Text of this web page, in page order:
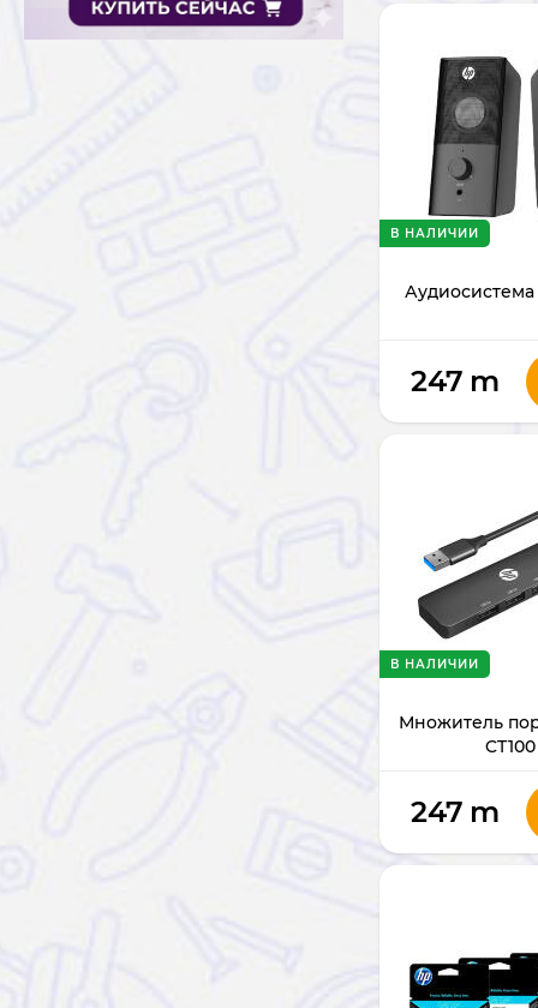
Аудиосистема
В НАЛИЧИИ
247 m
Множитель
В НАЛИЧИИ
247 m